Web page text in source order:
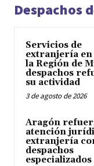
Despachos
Servicios de
extranjería en
la Región de
despachos
su actividad
3 de agosto de 2026
Aragón
atención
extranjería
despachos
especializados